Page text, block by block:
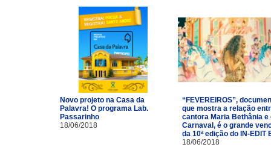
Novo projeto na Casa da
Palavra! O programa Lab.
Passarinho
18/06/2018
“FEVEREIROS”,
que mostra a relação
cantora Maria Bethânia e
Carnaval, é o grande
da 10ª edição do IN-EDIT
18/06/2018